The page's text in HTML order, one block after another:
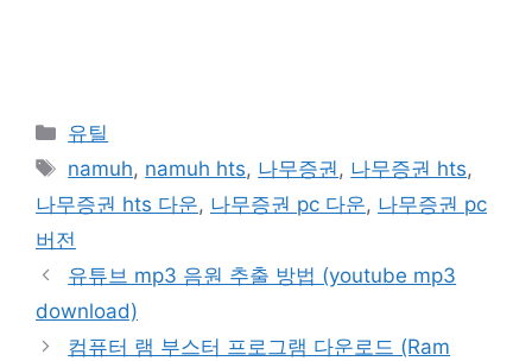
카
테
리
유틸
태
그
namuh, namuh hts, 나무증권, 나무증권 hts,
나무증권 hts 다운, 나무증권 pc 다운, 나무증권 pc
버전
유튜브 mp3 음원 추출 방법 (youtube mp3
download)
컴퓨터 램 부스터 프로그램 다운로드 (Ram